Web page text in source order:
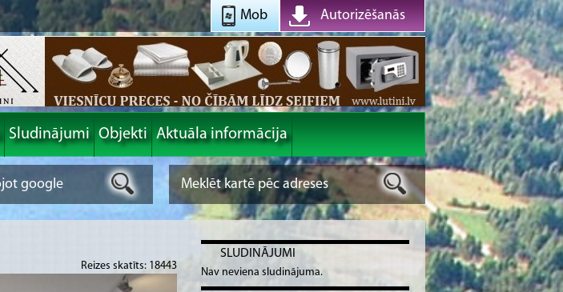
Autorizēšanās
Mob
Sludinājumi Objekti Aktuāla informācija
Reizes skatīts: 18443
SLUDINĀJUMI
Nav neviena sludinājuma.